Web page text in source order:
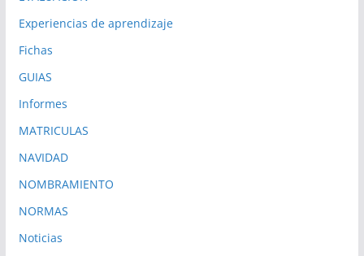
Experiencias de aprendizaje
Fichas
GUIAS
Informes
MATRICULAS
NAVIDAD
NOMBRAMIENTO
NORMAS
Noticias